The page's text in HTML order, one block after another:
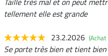
tellement elle est grande
23.2.2026
Se porte très bien et tient bien